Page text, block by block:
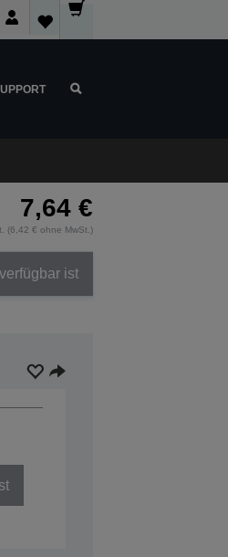
7,64 €
(6,42 € ohne MwSt.)
ist